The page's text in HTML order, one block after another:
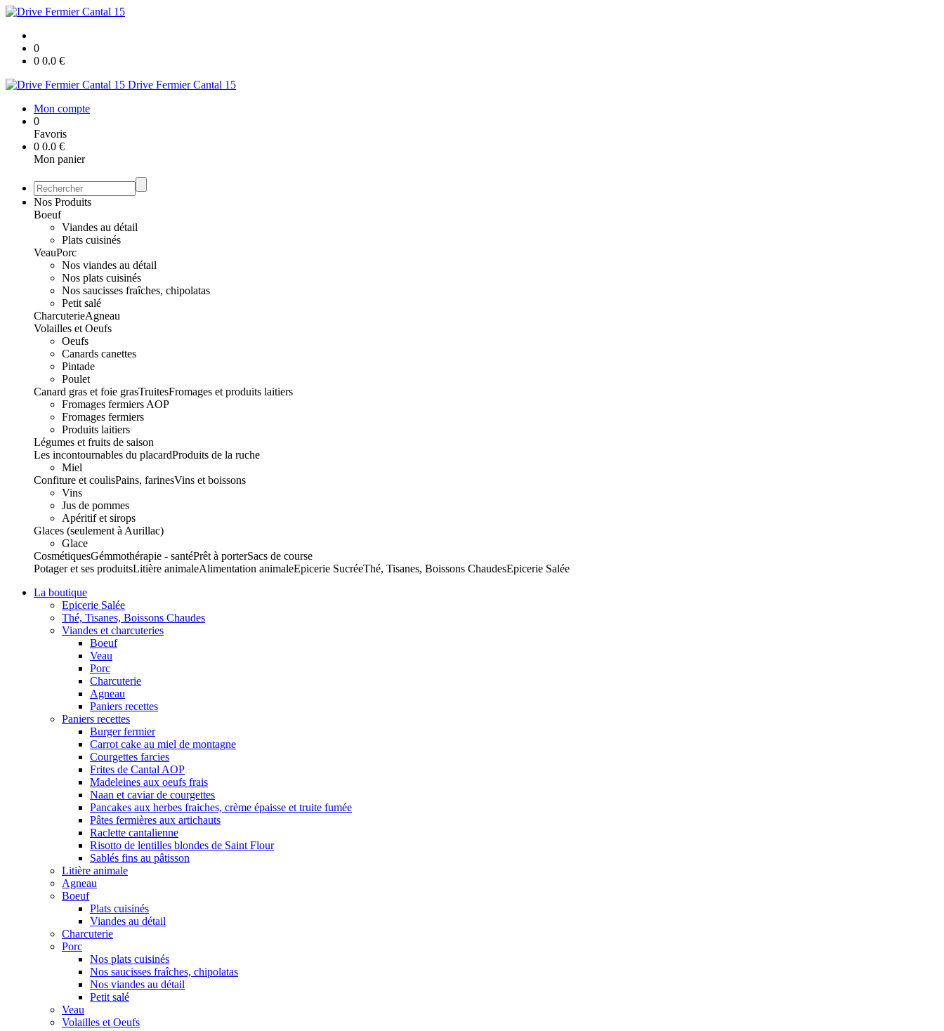
0
0 0.0 €
Drive Fermier Cantal 15
Mon compte
0
Favoris
0 0.0 €
Mon panier
Nos Produits
Boeuf
Viandes au détail
Plats cuisinés
VeauPorc
Nos viandes au détail
Nos plats cuisinés
Nos saucisses fraîches, chipolatas
Petit salé
CharcuterieAgneau
Volailles et Oeufs
Oeufs
Canards canettes
Pintade
Poulet
Canard gras et foie grasTruitesFromages et produits laitiers
Fromages fermiers AOP
Fromages fermiers
Produits laitiers
Légumes et fruits de saison
Les incontournables du placardProduits de la ruche
Miel
Confiture et coulisPains, farinesVins et boissons
Vins
Jus de pommes
Apéritif et sirops
Glaces (seulement à Aurillac)
Glace
CosmétiquesGémmothérapie - santéPrêt à porterSacs de course
Potager et ses produitsLitière animaleAlimentation animaleEpicerie SucréeThé, Tisanes, Boissons ChaudesEpicerie Salée
La boutique
Epicerie Salée
Thé, Tisanes, Boissons Chaudes
Viandes et charcuteries
Boeuf
Veau
Porc
Charcuterie
Agneau
Paniers recettes
Paniers recettes
Burger fermier
Carrot cake au miel de montagne
Courgettes farcies
Frites de Cantal AOP
Madeleines aux oeufs frais
Naan et caviar de courgettes
Pancakes aux herbes fraiches, crème épaisse et truite fumée
Pâtes fermières aux artichauts
Raclette cantalienne
Risotto de lentilles blondes de Saint Flour
Sablés fins au pâtisson
Litière animale
Agneau
Boeuf
Plats cuisinés
Viandes au détail
Charcuterie
Porc
Nos plats cuisinés
Nos saucisses fraîches, chipolatas
Nos viandes au détail
Petit salé
Veau
Volailles et Oeufs